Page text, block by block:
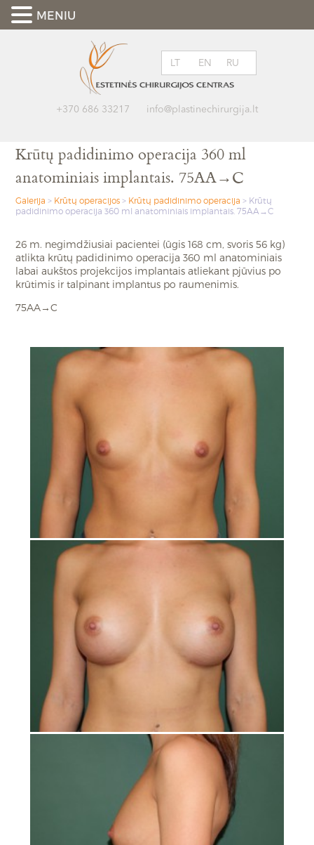
+370 686 33217 info@plastinechirurgija.lt
LT EN RU
Krūtų padidinimo operacija 360 ml
anatominiais implantais. 75AA→C
Galerija > Krūtų operacijos > Krūtų padidinimo operacija > Krūtų
padidinimo operacija 360 ml anatominiais implantais. 75AA→C
26 m. negimdžiusiai pacientei (ūgis 168 cm, svoris 56 kg)
atlikta krūtų padidinimo operacija 360 ml anatominiais
labai aukštos projekcijos implantais atliekant pjūvius po
krūtimis ir talpinant implantus po raumenimis.
75AA→C
MENIU